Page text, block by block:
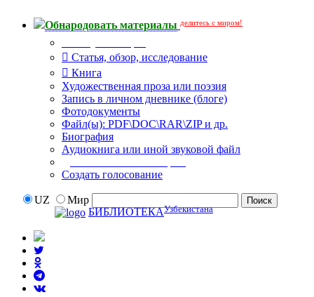
Обнародовать материалы делитесь с миром!
Статья, обзор, исследование
Книга
Художественная проза или поэзия
Запись в личном дневнике (блоге)
Фотодокументы
Файл(ы): PDF\DOC\RAR\ZIP и др.
Биография
Аудиокнига или иной звуковой файл
Создать голосование
UZ
Мир
БИБЛИОТЕКАУзбекистана